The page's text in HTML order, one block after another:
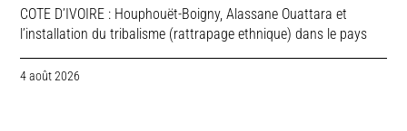
COTE D’IVOIRE : Houphouët-Boigny, Alassane Ouattara et
l’installation du tribalisme (rattrapage ethnique) dans le pays
4 août 2026